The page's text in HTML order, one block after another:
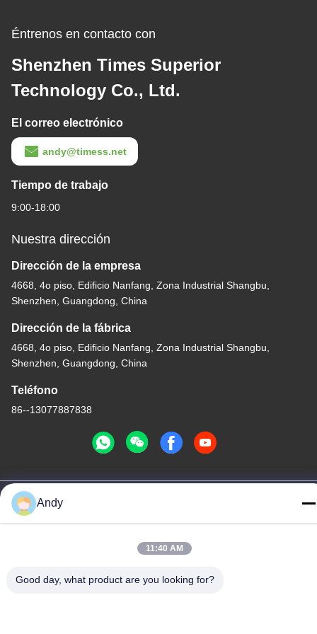
Éntrenos en contacto con
Shenzhen Times Superior
Technology Co., Ltd.
El correo electrónico
andy@timess.net
Tiempo de trabajo
9:00-18:00
Nuestra dirección
Dirección de la empresa
4668, 4o piso, Edificio Nanfang, Zona Industrial Shangbu,
Shenzhen, Guangdong, China
Dirección de la fábrica
4668, 4o piso, Edificio Nanfang, Zona Industrial Shangbu,
Shenzhen, Guangdong, China
Teléfono
86--13077887838
Políticas de privacidad|Mapa del Sitio
Buena calidad de China Cargador inalámbrico todo en uno
Proveedor. © de Copyright -2026 Shenzhen Times Superior
Andy
11:40 AM
Good day, what product are you looking for?